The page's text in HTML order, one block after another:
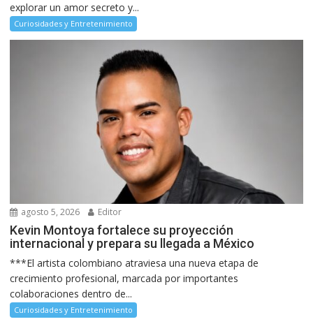
explorar un amor secreto y...
Curiosidades y Entretenimiento
agosto 5, 2026 Editor
Kevin Montoya fortalece su proyección
internacional y prepara su llegada a México
***El artista colombiano atraviesa una nueva etapa de
crecimiento profesional, marcada por importantes
colaboraciones dentro de...
Curiosidades y Entretenimiento